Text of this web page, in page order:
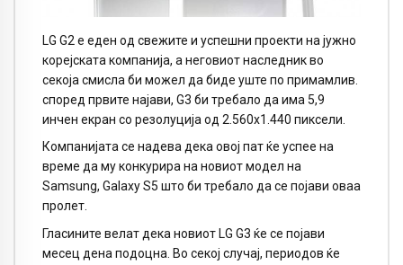
LG G2 е еден од свежите и успешни проекти на јужно
корејската компанија, а неговиот наследник во
секоја смисла би можел да биде уште по примамлив.
според првите најави, G3 би требало да има 5,9
инчен екран со резолуција од 2.560х1.440 пиксели.
Компанијата се надева дека овој пат ќе успее на
време да му конкурира на новиот модел на
Samsung, Galaxy S5 што би требало да се појави оваа
пролет.
Гласините велат дека новиот LG G3 ќе се појави
месец дена подоцна. Во секој случај, периодов ќе